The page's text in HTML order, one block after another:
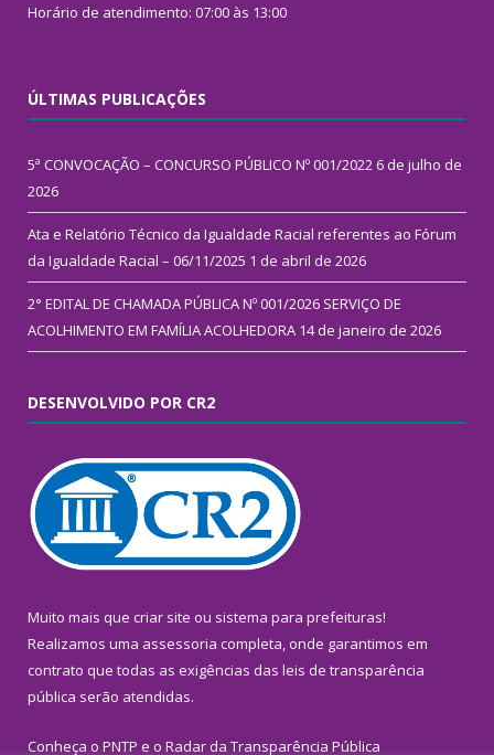
Horário de atendimento: 07:00 às 13:00
ÚLTIMAS PUBLICAÇÕES
5ª CONVOCAÇÃO – CONCURSO PÚBLICO Nº 001/2022 6 de julho de
2026
Ata e Relatório Técnico da Igualdade Racial referentes ao Fórum
da Igualdade Racial – 06/11/2025 1 de abril de 2026
2° EDITAL DE CHAMADA PÚBLICA Nº 001/2026 SERVIÇO DE
ACOLHIMENTO EM FAMÍLIA ACOLHEDORA 14 de janeiro de 2026
DESENVOLVIDO POR CR2
Muito mais que criar site ou sistema para prefeituras!
Realizamos uma assessoria completa, onde garantimos em
contrato que todas as exigências das leis de transparência
pública serão atendidas.
Conheça o PNTP e o Radar da Transparência Pública